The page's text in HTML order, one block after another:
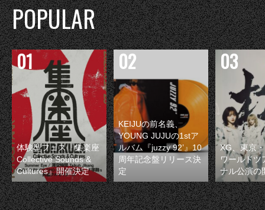
POPULAR
体験型フェス『集楽座
Collective Sounds &
Cultures』開催決定
KEIJUの前名義、
YOUNG JUJUの1stア
ルバム『juzzy 92’』10
周年記念盤リリース決
定
XG、東京
ワールドツ
ナル公演の